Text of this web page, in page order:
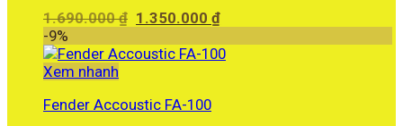
1.690.000₫ Giá
là:
1.350.000₫Giá
tại
-9%
Xem nhanh
Fender Accoustic FA-100